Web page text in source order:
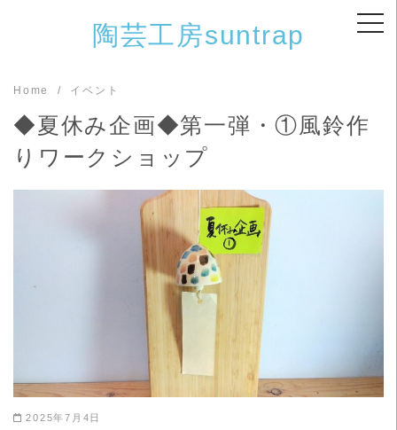
陶芸工房suntrap
Home イベント
◆夏休み企画◆第一弾・①風鈴作
りワークショップ
2025年7月4日